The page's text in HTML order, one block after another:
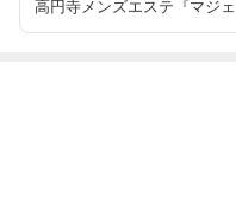
高円寺メンズエステ『マジ